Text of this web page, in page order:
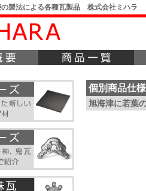
製法による各種瓦製品 株式会社ミハラ
個別商品仕様
旭海津に若葉